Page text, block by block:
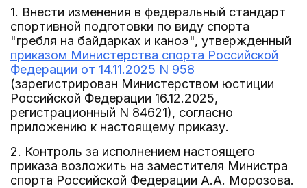
1. Внести изменения в федеральный стандарт
спортивной подготовки по виду спорта
"гребля на байдарках и каноэ", утвержденный
приказом Министерства спорта Российской
Федерации от 14.11.2025 N 958
(зарегистрирован Министерством юстиции
Российской Федерации 16.12.2025,
регистрационный N 84621), согласно
приложению к настоящему приказу.
2. Контроль за исполнением настоящего
приказа возложить на заместителя Министра
спорта Российской Федерации А.А. Морозова.